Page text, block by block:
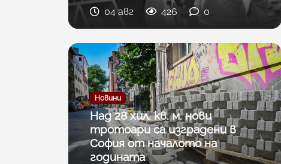
04 авг 426 0
Новини
Над 28 хил. кв. м. нови
тротоари са изградени в
София от началото на
годината